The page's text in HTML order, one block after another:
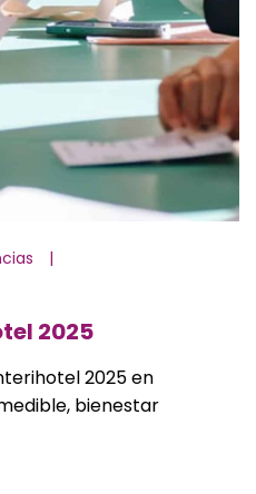
|
2025
2025 en
bienestar